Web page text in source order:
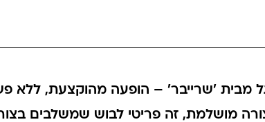
מושלמת, זה פריטי לבוש שמשלבים